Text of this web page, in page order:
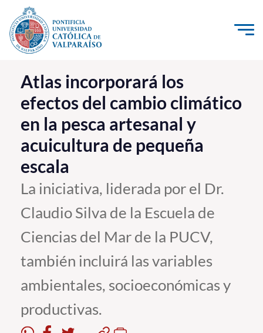
Click acá para ir directamente al contenido
La Universidad
Investigación, Creación e Innovación
PUCV Internacional
Vinculación con el Medio
Admisión
Pregrado
Postgrado
Formación Continua
Académicos
Atlas incorporará los
efectos del cambio climático
en la pesca artesanal y
acuicultura de pequeña
escala
La iniciativa, liderada por el Dr.
Claudio Silva de la Escuela de
Ciencias del Mar de la PUCV,
también incluirá las variables
ambientales, socioeconómicas y
productivas.